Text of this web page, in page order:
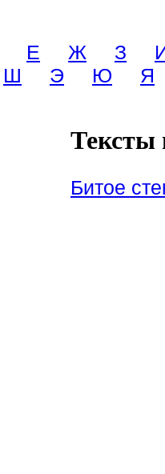
Е Ж З
Ш Э Ю Я
Тексты
Битое